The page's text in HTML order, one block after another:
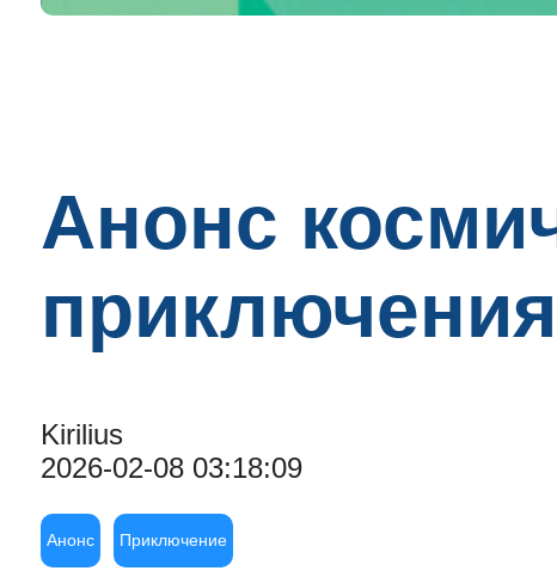
Анонс
Kirilius
2026-02-08 03:18:09
Анонс Приключение